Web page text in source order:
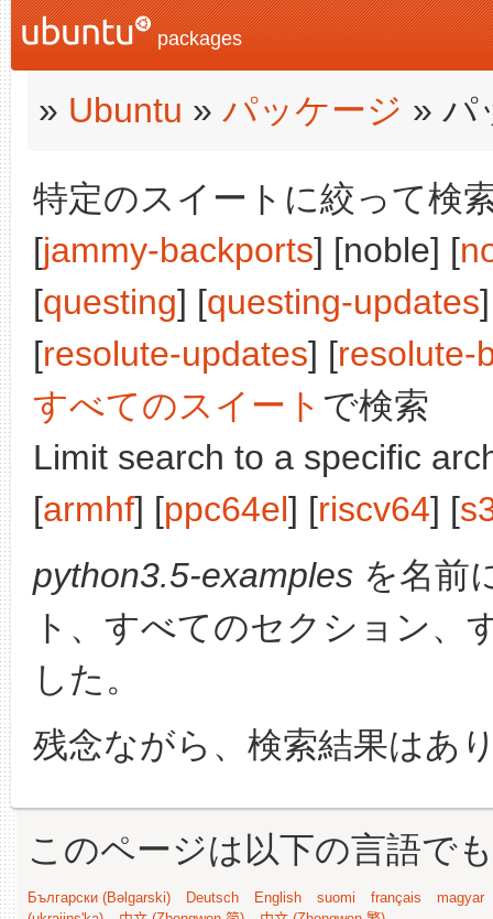
packages
» Ubuntu » パッケージ » パ
特定のスイートに絞って検
[jammy-backports] [noble] [
[questing] [questing-updates
[resolute-updates] [resolute-
すべてのスイート で検索
Limit search to a specific
[armhf] [ppc64el] [riscv64] [
python3.5-examples を名前
ト、すべてのセクション、
した。
残念ながら、検索結果はあ
このページは以下の言語で
Български (Bəlgarski) Deutsch English suomi français
magyar